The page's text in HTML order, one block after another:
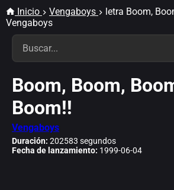
Inicio Vengaboys
letra Boom,
Vengaboys
Boom, Boom,
Boom!!
Vengaboys
Duración: 202583 segundos
Fecha de lanzamiento: 1999-06-04